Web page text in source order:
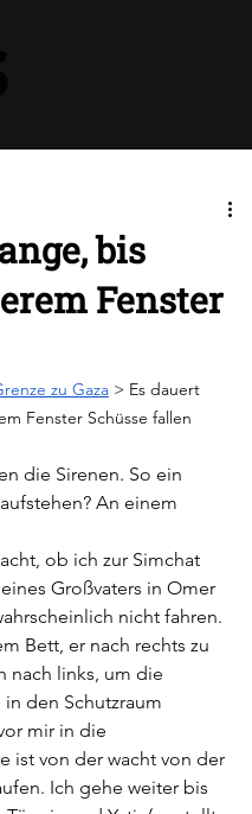
bis
Fenster
zu Gaza > Es dauert
Fenster Schüsse fallen
die Sirenen. So ein
An einem
ob ich zur Simchat
Großvaters in Omer
nicht fahren.
Bett, er nach rechts zu
nach links, um die
den Schutzraum
mir in die
ist von der wacht von der
Ich gehe weiter bis